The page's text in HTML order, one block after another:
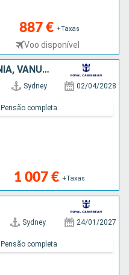
887 € +Taxas
Voo disponível
AUSTRALIA, NOVA CALEDÓNIA, VANUATU
Sydney 02/04/2028
1 007 € +Taxas
Pensão completa
Sydney 24/01/2027
Pensão completa